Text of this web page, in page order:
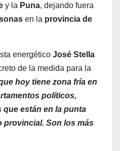
y la Puna, dejando fuera
en la provincia de
energético José Stella
de la medida para la
hoy tiene zona fría en
políticos,
están en la punta
provincial. Son los más